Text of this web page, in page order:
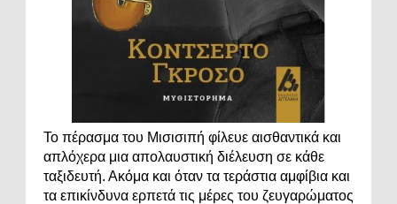
Το πέρασμα του Μισισιπή φίλευε αισθαντικά και
απλόχερα μια απολαυστική διέλευση σε κάθε
ταξιδευτή. Ακόμα και όταν τα τεράστια αμφίβια και
τα επικίνδυνα ερπετά τις μέρες του ζευγαρώματος